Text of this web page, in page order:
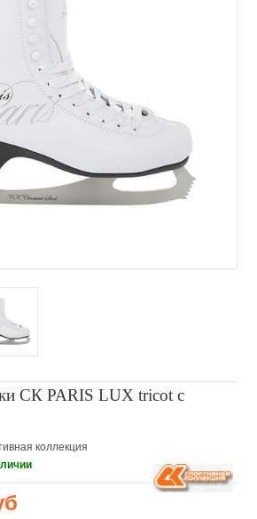
СК PARIS LUX tricot с
коллекция